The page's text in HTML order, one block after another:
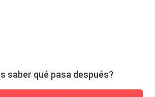
saber qué pasa después?